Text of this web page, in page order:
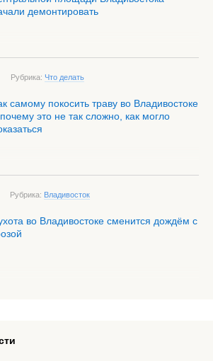
демонтировать
Рубрика: Что делать
самому покосить траву во Владивостоке
это не так сложно, как могло
Рубрика: Владивосток
во Владивостоке сменится дождём с